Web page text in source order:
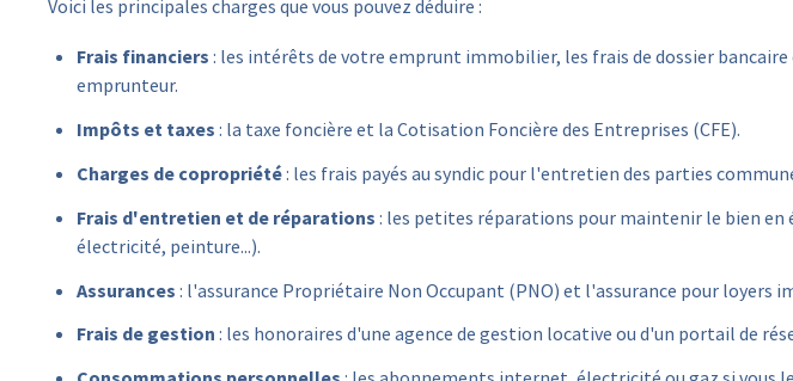
Voici les principales charges que vous pouvez déduire :
Frais financiers : les intérêts de votre emprunt immobilier, les frais de dossier bancaire
emprunteur.
Impôts et taxes : la taxe foncière et la Cotisation Foncière des Entreprises (CFE).
Charges de copropriété: les frais payés au syndic pour l'entretien des parties
Frais d'entretien et de réparations : les petites réparations pour maintenir le bien
électricité, peinture...).
Assurances : l'assurance Propriétaire Non Occupant (PNO) et l'assurance pour loyers
Frais de gestion : les honoraires d'une agence de gestion locative ou d'un portail de